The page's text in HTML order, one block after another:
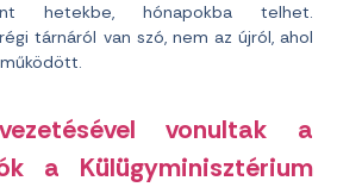
hetekbe, hónapokba telhet.
tárnáról van szó, nem az újról, ahol
vonultak a
a Külügyminisztérium